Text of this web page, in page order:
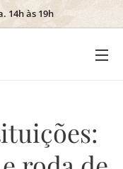
14h às 19h